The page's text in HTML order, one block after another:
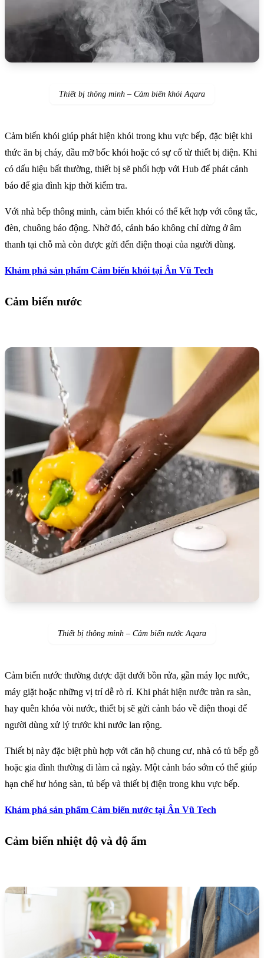
Thiết bị thông minh – Cảm biến khói Aqara
Cảm biến khói giúp phát hiện khói trong khu vực bếp, đặc biệt khi
thức ăn bị cháy, dầu mỡ bốc khói hoặc có sự cố từ thiết bị điện. Khi
có dấu hiệu bất thường, thiết bị sẽ phối hợp với Hub để phát cảnh
báo để gia đình kịp thời kiểm tra.
Với nhà bếp thông minh, cảm biến khói có thể kết hợp với công tắc,
đèn, chuông báo động. Nhờ đó, cảnh báo không chỉ dừng ở âm
thanh tại chỗ mà còn được gửi đến điện thoại của người dùng.
Khám phá sản phẩm Cảm biến khói tại Ân Vũ Tech
Cảm biến nước
Thiết bị thông minh – Cảm biến nước Aqara
Cảm biến nước thường được đặt dưới bồn rửa, gần máy lọc nước,
máy giặt hoặc những vị trí dễ rò rỉ. Khi phát hiện nước tràn ra sàn,
hay quên khóa vòi nước, thiết bị sẽ gửi cảnh báo về điện thoại để
người dùng xử lý trước khi nước lan rộng.
Thiết bị này đặc biệt phù hợp với căn hộ chung cư, nhà có tủ bếp gỗ
hoặc gia đình thường đi làm cả ngày. Một cảnh báo sớm có thể giúp
hạn chế hư hỏng sàn, tủ bếp và thiết bị điện trong khu vực bếp.
Khám phá sản phẩm Cảm biến nước tại Ân Vũ Tech
Cảm biến nhiệt độ và độ ẩm